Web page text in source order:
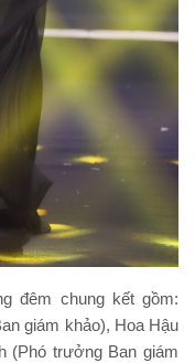
đêm chung kết gồm:
giám khảo), Hoa Hậu
(Phó trưởng Ban giám